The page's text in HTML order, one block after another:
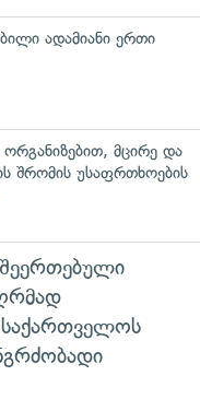
ადამიანი ერთი
მცირე და
შრომის უსაფრთხოების